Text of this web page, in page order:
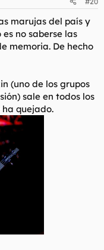
marujas del país y
no saberse las
memoria. De hecho
(uno de los grupos
sale en todos los
ha quejado.